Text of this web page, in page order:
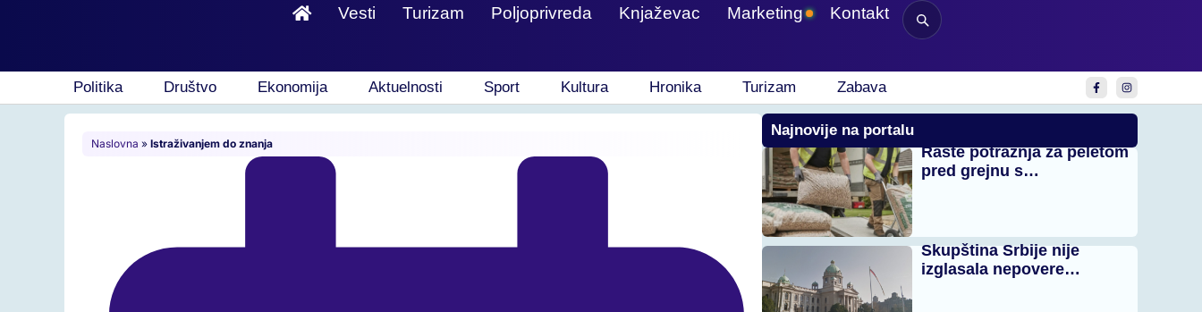
Vesti Turizam Poljoprivreda Knjaževac Marketing Kontakt
Politika Društvo Ekonomija Aktuelnosti Sport Kultura Hronika Turizam Zabava
Naslovna » Istraživanjem do znanja
Najnovije na portalu
Raste potražnja za peletom
pred grejnu s…
Skupština Srbije nije
izglasala nepovere…